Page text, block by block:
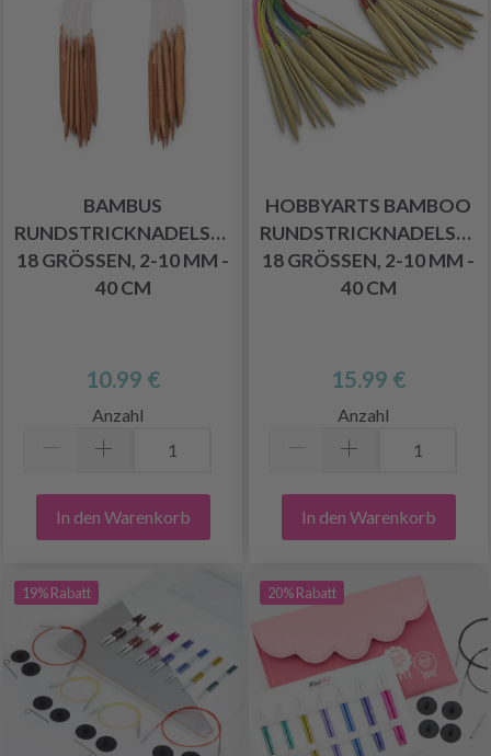
BAMBUS
RUNDSTRICKNADELSET,
18 GRÖSSEN, 2-10 MM - 4
0 CM
10.99 €
Anzahl
In den Warenkorb
HOBBYARTS BAMBOO
RUNDSTRICKNADELSET,
18 GRÖSSEN, 2-10 MM - 4
0 CM
15.99 €
Anzahl
In den Warenkorb
19% Rabatt 20% Rabatt